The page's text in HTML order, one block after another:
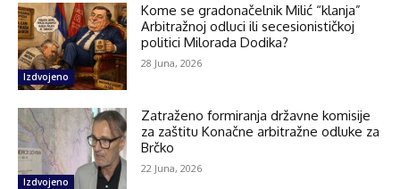
Izdvojeno
Kome se gradonačelnik Milić “klanja”
Arbitražnoj odluci ili secesionističkoj
politici Milorada Dodika?
28 Juna, 2026
Izdvojeno
Zatraženo formiranja državne komisije
za zaštitu Konačne arbitražne odluke za
Brčko
22 Juna, 2026